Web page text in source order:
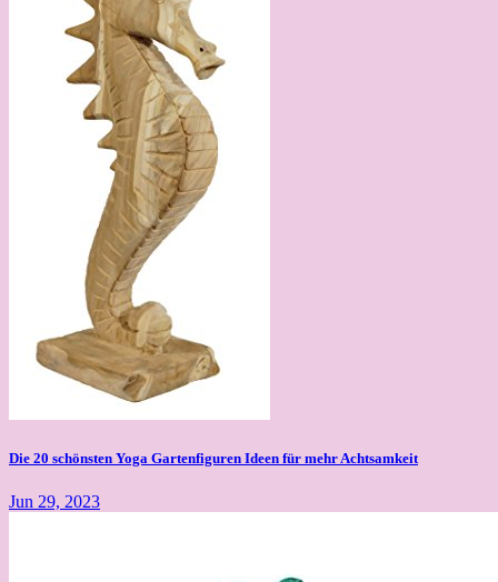
Die 20 schönsten Yoga Gartenfiguren Ideen für mehr Achtsamkeit
Jun 29, 2023